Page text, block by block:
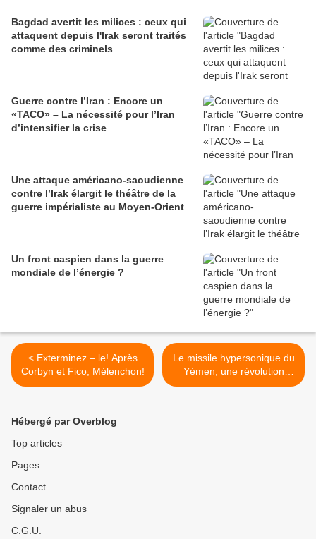
Bagdad avertit les milices : ceux qui
attaquent depuis l'Irak seront traités
comme des criminels
Guerre contre l’Iran : Encore un
«TACO» – La nécessité pour l’Iran
d’intensifier la crise
Une attaque américano-saoudienne
contre l’Irak élargit le théâtre de la
guerre impérialiste au Moyen-Orient
Un front caspien dans la guerre
mondiale de l’énergie ?
< Exterminez – le! Après
Corbyn et Fico, Mélenchon!
Le missile hypersonique du
Yémen, une révolution
militaire au Moyen-Orient >
Hébergé par Overblog
Top articles
Pages
Contact
Signaler un abus
C.G.U.